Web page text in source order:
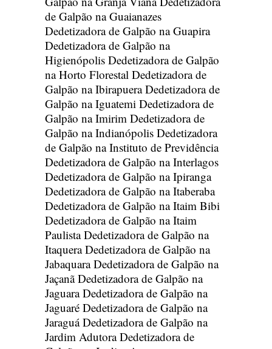
de Galpão na Guaianazes
Dedetizadora de Galpão na Guapira
Dedetizadora de Galpão na
Higienópolis Dedetizadora de Galpão
na Horto Florestal Dedetizadora de
Galpão na IbirapueraDedetizadora de
Galpão na Iguatemi Dedetizadora de
Galpão na Imirim Dedetizadora de
Galpão na Indianópolis Dedetizadora
de Galpão na Instituto de Previdência
Dedetizadora de Galpão na Interlagos
Dedetizadora de Galpão na Ipiranga
Dedetizadora de Galpão na Itaberaba
Dedetizadora de Galpão na Itaim Bibi
Dedetizadora de Galpão na Itaim
PaulistaDedetizadora de Galpão na
ItaqueraDedetizadora de Galpão na
JabaquaraDedetizadora de Galpão na
JaçanãDedetizadora de Galpão na
JaguaraDedetizadora de Galpão na
Jaguaré Dedetizadora de Galpão na
JaraguáDedetizadora de Galpão na
Jardim AdutoraDedetizadora de